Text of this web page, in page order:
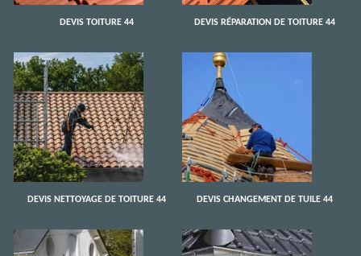
DEVIS TOITURE 44 DEVIS RÉPARATION DE TOITURE 44
DEVIS NETTOYAGE DE TOITURE 44 DEVIS CHANGEMENT DE TUILE 44